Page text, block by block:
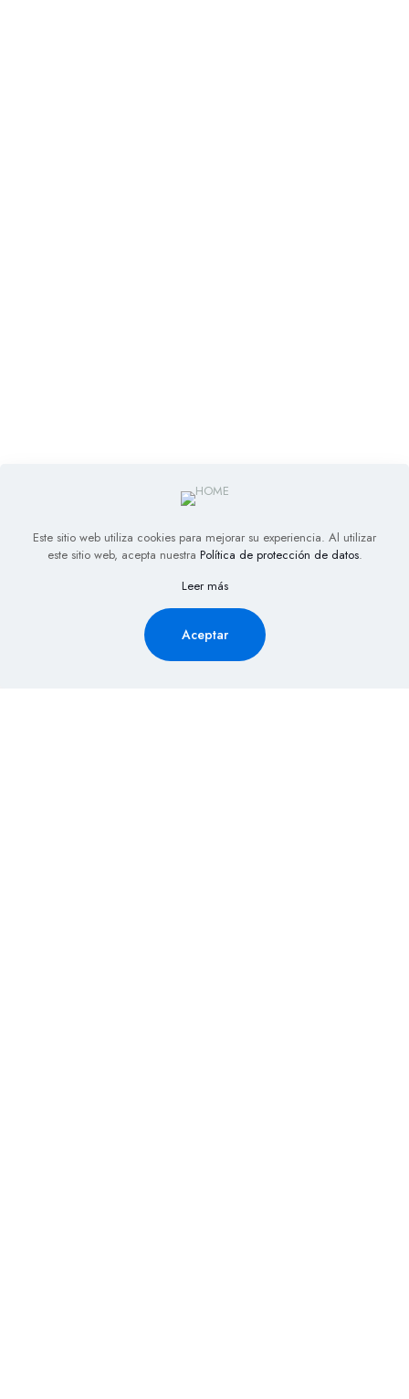
Este sitio web utiliza cookies para mejorar su experiencia. Al utilizar
este sitio web, acepta nuestra Política de protección de datos.
Leer más
Aceptar